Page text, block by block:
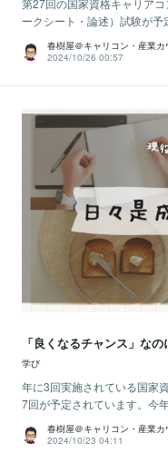
第27回の国家資格キャリア
ークシート・論述）試験が
春樹屋＠キャリコン・産業カ
2024/10/26 00:57
「良くなるチャンス」なの
学び
年に3回実施されている国家
7回が予定されています。今
春樹屋＠キャリコン・産業カ
2024/10/23 04:11